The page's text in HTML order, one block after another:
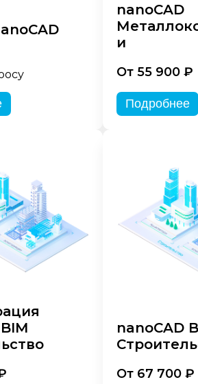
nanoCAD
и
От 55 900 ₽
Подробнее
nanoCAD
От 67 700 ₽